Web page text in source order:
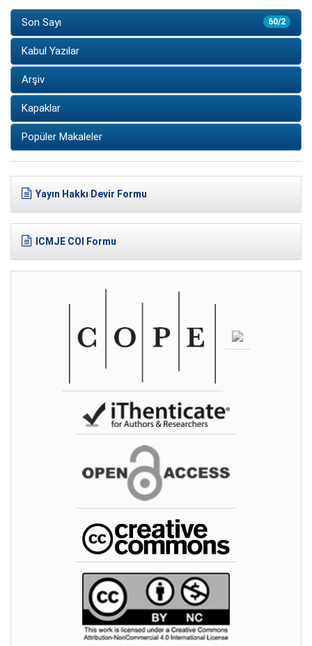
60/2
Son Sayı
Kabul Yazılar
Arşiv
Kapaklar
Popüler Makaleler
Yayın Hakkı Devir Formu
ICMJE COI Formu